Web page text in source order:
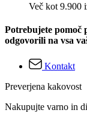
Več kot 9.900
Potrebujete pomoč
odgovorili na vsa
Kontakt
Preverjena kakovost
Nakupujte varno in